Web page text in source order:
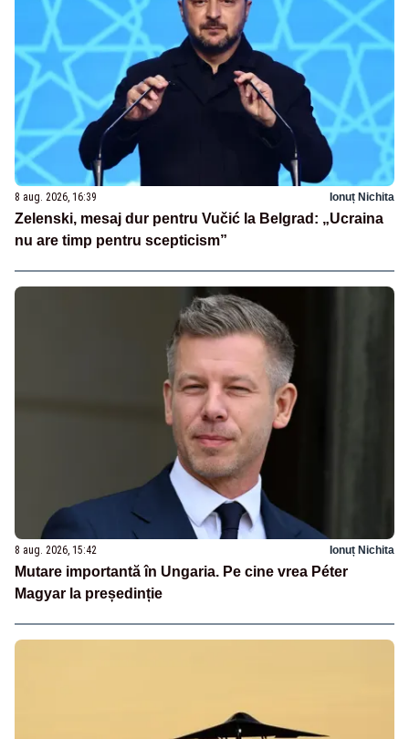
8 aug. 2026, 16:39 Ionuț Nichita
Zelenski, mesaj dur pentru Vučić la Belgrad: „Ucraina
nu are timp pentru scepticism”
8 aug. 2026, 15:42 Ionuț Nichita
Mutare importantă în Ungaria. Pe cine vrea Péter
Magyar la președinție